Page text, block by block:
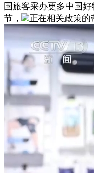
国旅客采办更多中国
节，
正在相关政策的